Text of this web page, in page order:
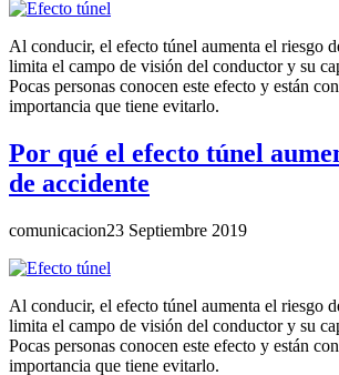
Al conducir, el efecto túnel aumenta el riesgo
limita el campo de visión del conductor y su
Pocas personas conocen este efecto y están
importancia que tiene evitarlo.
Por qué el efecto túnel
de accidente
comunicacion23 Septiembre 2019
Al conducir, el efecto túnel aumenta el riesgo
limita el campo de visión del conductor y su
Pocas personas conocen este efecto y están
importancia que tiene evitarlo.